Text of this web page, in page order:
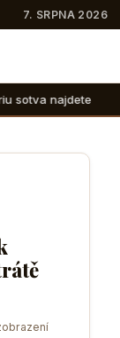
7. SRPNA 2026
Suchozemské